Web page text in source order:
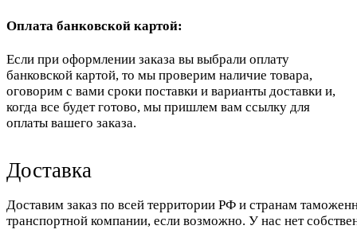
Оплата банковской картой:
Если при оформлении заказа вы выбрали оплату
банковской картой, то мы проверим наличие товара,
оговорим с вами сроки поставки и варианты доставки и,
когда все будет готово, мы пришлем вам ссылку для
оплаты вашего заказа.
Доставка
Доставим заказ по всей территории РФ и странам
транспортной компании, если возможно. У нас нет